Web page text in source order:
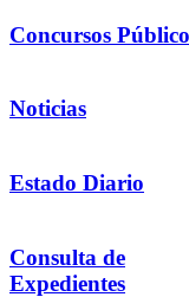
Concursos
Noticias
Estado Diario
Consulta de
Expedientes